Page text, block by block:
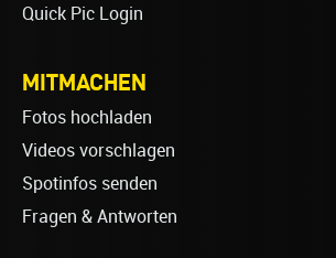
Quick Pic Login
MITMACHEN
Fotos hochladen
Videos vorschlagen
Spotinfos senden
Fragen & Antworten